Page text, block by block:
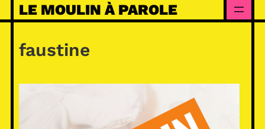
Skip
to
content
LE MOULIN À PAROLE
faustine